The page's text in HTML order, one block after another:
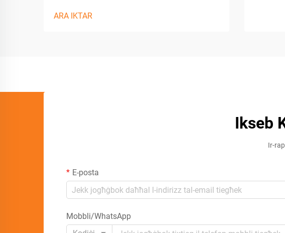
ARA IKTAR
Ikseb
Ir-
E-posta
Mobbli/WhatsApp